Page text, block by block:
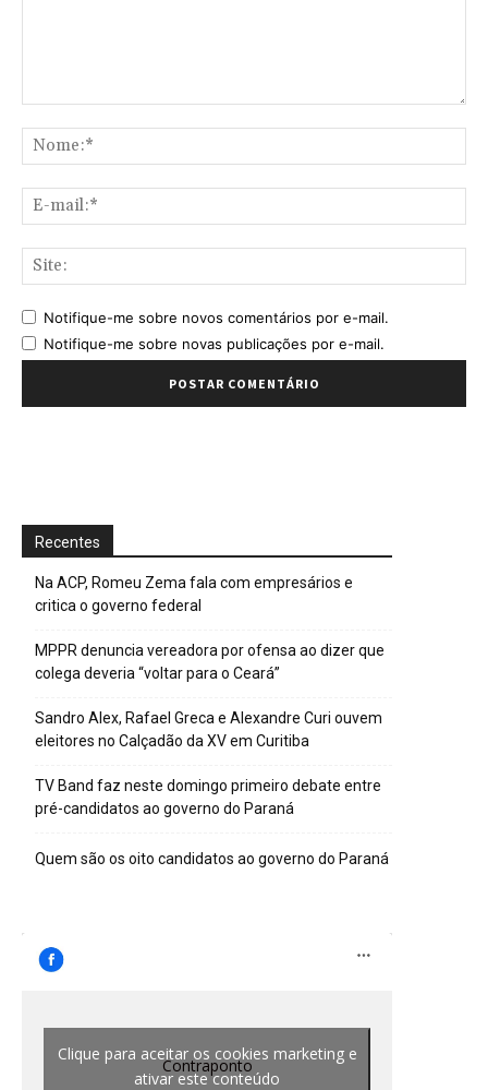
Notifique-me sobre novos comentários por e-mail.
Notifique-me sobre novas publicações por e-mail.
Recentes
Na ACP, Romeu Zema fala com empresários e
critica o governo federal
MPPR denuncia vereadora por ofensa ao dizer que
colega deveria “voltar para o Ceará”
Sandro Alex, Rafael Greca e Alexandre Curi ouvem
eleitores no Calçadão da XV em Curitiba
TV Band faz neste domingo primeiro debate entre
pré-candidatos ao governo do Paraná
Quem são os oito candidatos ao governo do Paraná
Contraponto
Clique para aceitar os cookies marketing e
ativar este conteúdo